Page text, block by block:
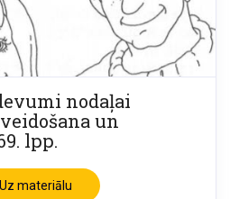
nodaļai
un
lpp.
Uz materiālu